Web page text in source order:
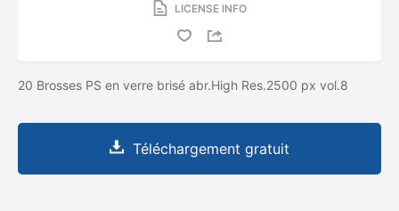
LICENSE INFO
20 Brosses PS en verre brisé abr.High Res.2500 px vol.8
Téléchargement gratuit